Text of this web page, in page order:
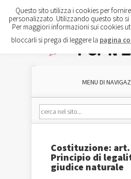
MENU DI
Costituzione: art.
Principio di
giudice naturale
Questo sito utilizza i cookies per
personalizzato. Utilizzando questo sito
Per maggiori informazioni sui cookies
bloccarli si prega di leggere la pagina